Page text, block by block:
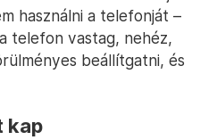
használni a telefonját –
telefon vastag, nehéz,
beállítgatni, és
kap